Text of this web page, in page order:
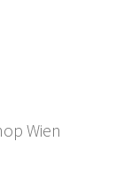
Wien